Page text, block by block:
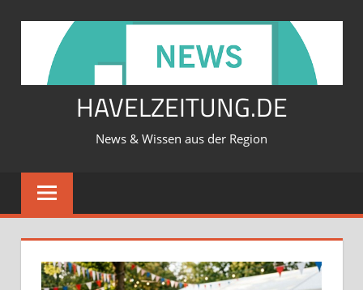
springen
HAVELZEITUNG.DE
News & Wissen aus der Region